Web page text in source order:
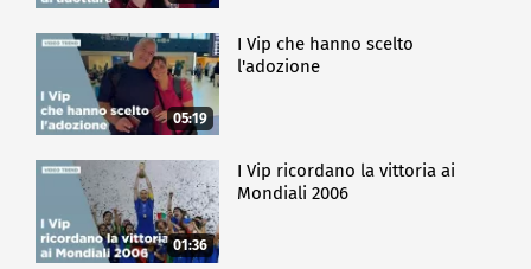
05:19
I Vip che hanno scelto
l'adozione
01:36
I Vip ricordano la vittoria ai
Mondiali 2006